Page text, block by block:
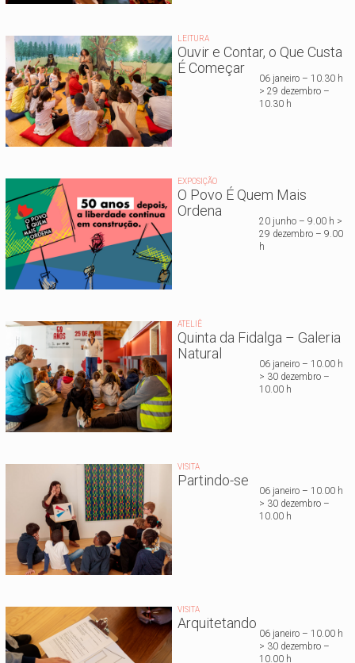
LEITURA
Ouvir e Contar, o Que Custa
É Começar
06 janeiro – 10.30 h
> 29 dezembro –
10.30 h
EXPOSIÇÃO
O Povo É Quem Mais
Ordena
20 junho – 9.00 h >
29 dezembro – 9.00
h
ATELIÊ
Quinta da Fidalga – Galeria
Natural
06 janeiro – 10.00 h
> 30 dezembro –
10.00 h
VISITA
Partindo-se
06 janeiro – 10.00 h
> 30 dezembro –
10.00 h
VISITA
Arquitetando
06 janeiro – 10.00 h
> 30 dezembro –
10.00 h